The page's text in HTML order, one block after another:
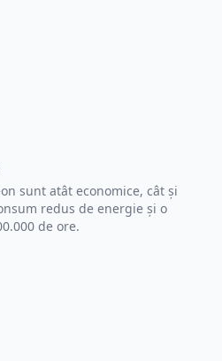
sunt atât economice, cât și
redus de energie și o
de ore.